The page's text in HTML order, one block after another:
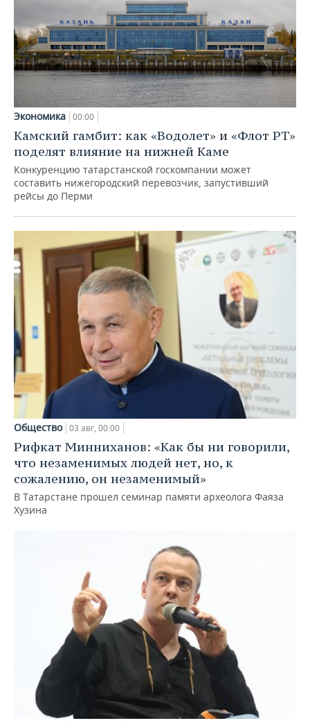
Экономика 00:00
Камский гамбит: как «Водолет» и «Флот РТ»
поделят влияние на нижней Каме
Конкуренцию татарстанской госкомпании может
составить нижегородский перевозчик, запустивший
рейсы до Перми
Общество 03 авг, 00:00
Рифкат Минниханов: «Как бы ни говорили,
что незаменимых людей нет, но, к
сожалению, он незаменимый»
В Татарстане прошел семинар памяти археолога Фаяза
Хузина